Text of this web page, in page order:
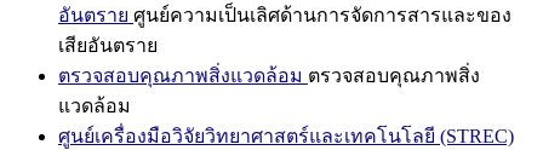
อันตราย ศูนย์ความเป็นเลิศด้านการจัดการสารและของ
เสียอันตราย
ตรวจสอบคุณภาพสิ่งแวดล้อม ตรวจสอบคุณภาพสิ่ง
แวดล้อม
ศูนย์เครื่องมือวิจัยวิทยาศาสตร์และเทคโนโลยี (STREC)